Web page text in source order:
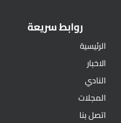
روابط سريعة
الرئيسية
الاخبار
النادي
المجلات
اتصل بنا